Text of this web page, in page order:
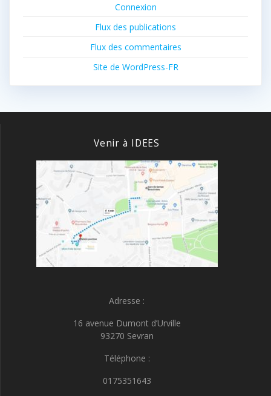
Connexion
Flux des publications
Flux des commentaires
Site de WordPress-FR
Venir à IDEES
Adresse :
16 avenue Dumont d’Urville
93270 Sevran
Téléphone :
0175351643